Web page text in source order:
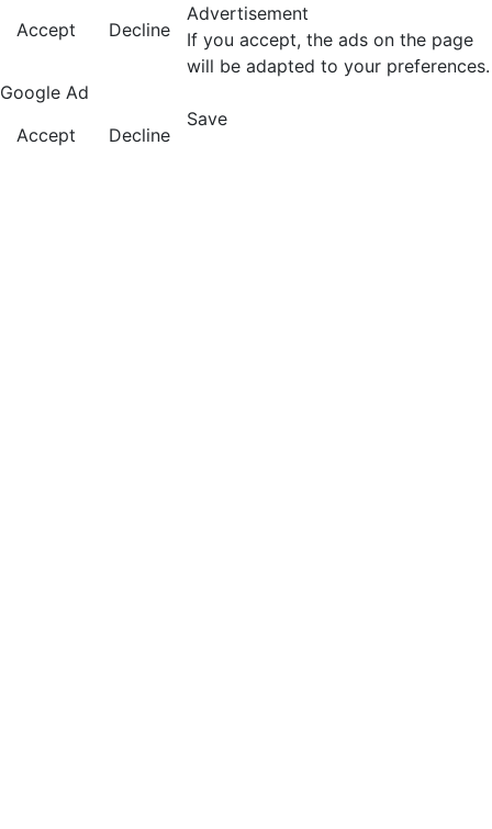
Accept
Decline
Advertisement
If you accept, the ads on the page
will be adapted to your preferences.
Google Ad
Accept
Decline
Save